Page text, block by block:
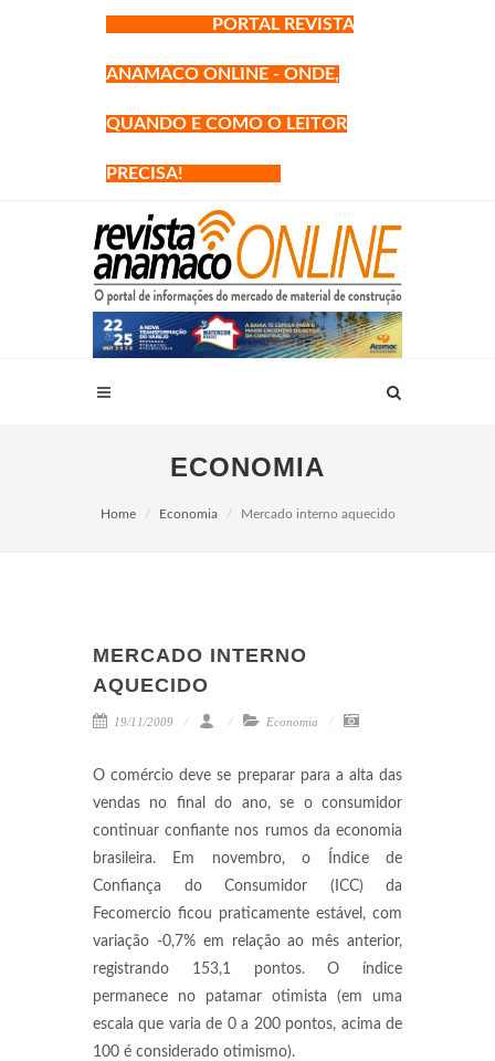
PORTAL REVISTA
ANAMACO ONLINE - ONDE,
QUANDO E COMO O LEITOR
PRECISA!
ECONOMIA
Home Economia Mercado interno aquecido
MERCADO INTERNO
AQUECIDO
19/11/2009 Economia
O comércio deve se preparar para a alta das
vendas no final do ano, se o consumidor
continuar confiante nos rumos da economia
brasileira. Em novembro, o Índice de
Confiança do Consumidor (ICC) da
Fecomercio ficou praticamente estável, com
variação -0,7% em relação ao mês anterior,
registrando 153,1 pontos. O índice
permanece no patamar otimista (em uma
escala que varia de 0 a 200 pontos, acima de
100 é considerado otimismo).